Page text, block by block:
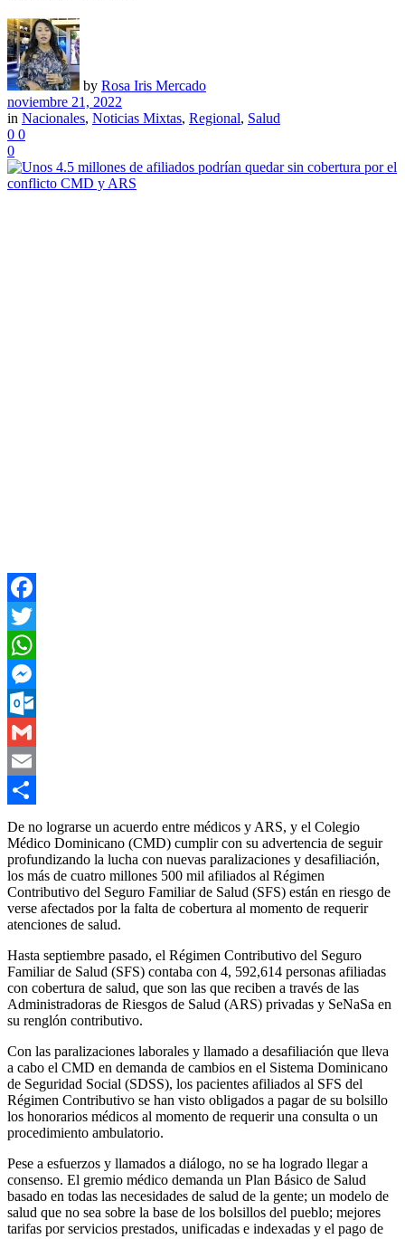
by Rosa Iris Mercado
noviembre 21, 2022
in Nacionales, Noticias Mixtas, Regional, Salud
0 0
0
Facebook
Twitter
WhatsApp
Messenger
Outlook.com
Gmail
Email
Compartir
De no lograrse un acuerdo entre médicos y ARS, y el Colegio
Médico Dominicano (CMD) cumplir con su advertencia de seguir
profundizando la lucha con nuevas paralizaciones y desafiliación,
los más de cuatro millones 500 mil afiliados al Régimen
Contributivo del Seguro Familiar de Salud (SFS) están en riesgo de
verse afectados por la falta de cobertura al momento de requerir
atenciones de salud.
Hasta septiembre pasado, el Régimen Contributivo del Seguro
Familiar de Salud (SFS) contaba con 4, 592,614 personas afiliadas
con cobertura de salud, que son las que reciben a través de las
Administradoras de Riesgos de Salud (ARS) privadas y SeNaSa en
su renglón contributivo.
Con las paralizaciones laborales y llamado a desafiliación que lleva
a cabo el CMD en demanda de cambios en el Sistema Dominicano
de Seguridad Social (SDSS), los pacientes afiliados al SFS del
Régimen Contributivo se han visto obligados a pagar de su bolsillo
los honorarios médicos al momento de requerir una consulta o un
procedimiento ambulatorio.
Pese a esfuerzos y llamados a diálogo, no se ha logrado llegar a
consenso. El gremio médico demanda un Plan Básico de Salud
basado en todas las necesidades de salud de la gente; un modelo de
salud que no sea sobre la base de los bolsillos del pueblo; mejores
tarifas por servicios prestados, unificadas e indexadas y el pago de